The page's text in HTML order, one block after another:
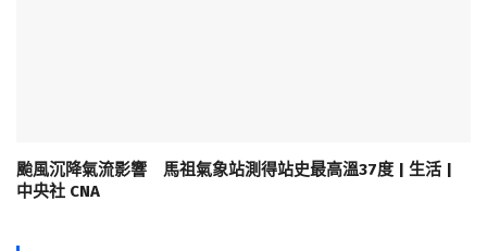
颱風沉降氣流影響 馬祖氣象站測得站史最高溫37度 | 生活 |
中央社 CNA